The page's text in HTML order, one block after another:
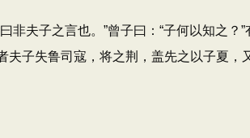
夫子之言也。”曾子曰：“子何以知之？”
子失鲁司寇，将之荆，盖先之以子夏，